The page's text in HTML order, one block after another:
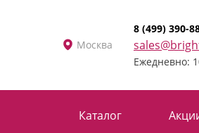
Москва
8 (499) 390-
Ежедневно:
Каталог